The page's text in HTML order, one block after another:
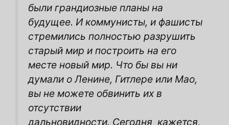
были грандиозные планы на
будущее. И коммунисты, и фашисты
стремились полностью разрушить
старый мир и построить на его
месте новый мир. Что бы вы ни
думали о Ленине, Гитлере или Мао,
вы не можете обвинить их в
отсутствии
дальновидности. Сегодня кажется,